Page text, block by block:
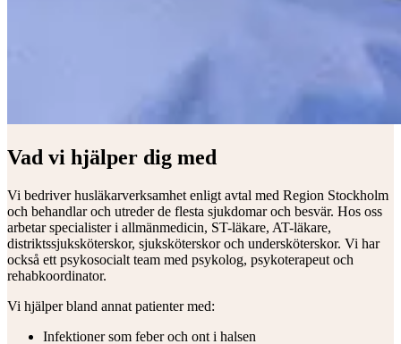
Vad vi hjälper dig med
Vi bedriver husläkarverksamhet enligt avtal med Region Stockholm
och behandlar och utreder de flesta sjukdomar och besvär. Hos oss
arbetar specialister i allmänmedicin, ST-läkare, AT-läkare,
distriktssjuksköterskor, sjuksköterskor och undersköterskor. Vi har
också ett psykosocialt team med psykolog, psykoterapeut och
rehabkoordinator.
Vi hjälper bland annat patienter med:
Infektioner som feber och ont i halsen